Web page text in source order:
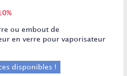
ou embout de
en verre pour vaporisateur
disponibles !